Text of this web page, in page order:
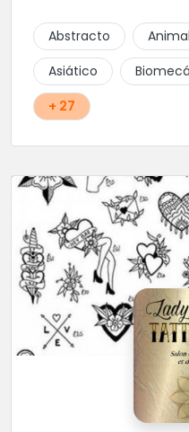
Abstracto Animal
Asiático
+ 27